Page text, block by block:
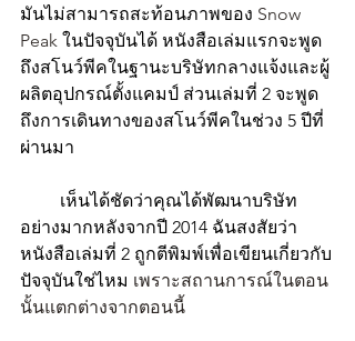
มันไม่สามารถสะท้อนภาพของ Snow
Peak ในปัจจุบันได้ หนังสือเล่มแรกจะพูด
ถึงสโนว์พีคในฐานะบริษัทกลางแจ้งและผู้
ผลิตอุปกรณ์ตั้งแคมป์ ส่วนเล่มที่ 2 จะพูด
ถึงการเดินทางของสโนว์พีคในช่วง 5 ปีที่
ผ่านมา
อย่างมากหลังจากปี 2014 ฉันสงสัยว่า
หนังสือเล่มที่ 2 ถูกตีพิมพ์เพื่อเขียนเกี่ยวกับ
ปัจจุบันใช่ไหม เพราะสถานการณ์ในตอน
นั้นแตกต่างจากตอนนี้